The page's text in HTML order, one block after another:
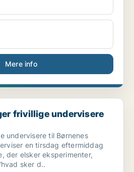
Mere info
undervisere til kurs...
frivillige undervisere
undervisere til Børnenes
en tirsdag eftermiddag
der elsker eksperimenter,
sker d..